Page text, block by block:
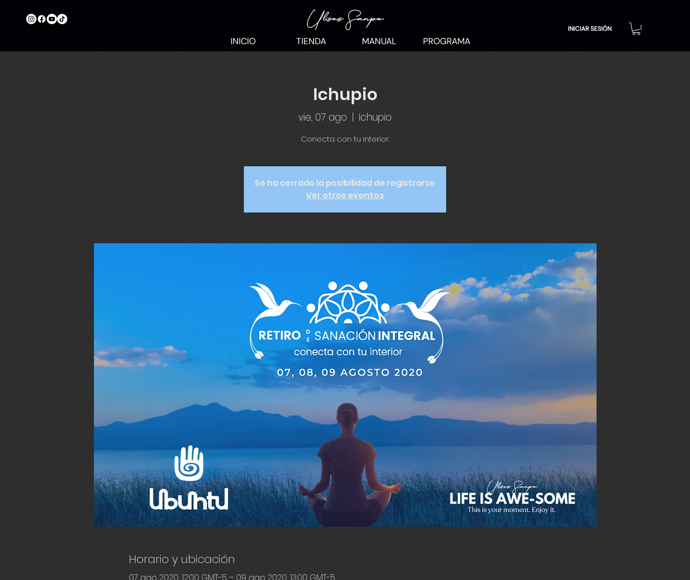
INICIO TIENDA MANUAL PROGRAMA
INICIAR SESIÓN
Ichupio
vie, 07 ago
  |
Ichupio
Conecta con tu interior.
Se ha cerrado la posibilidad de registrarse
Ver otros eventos
Horario y ubicación